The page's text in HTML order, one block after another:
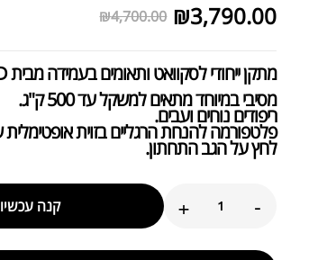
₪4,700.00 ₪3,790.00
מתקן ייחודי לסקוואט ותאומים בעמידה מבית BODY SOLID
מסיבי במיוחד מתאים למשקל עד 500 ק"ג.
ריפודים נוחים ועבים.
לחץ על הגב התחתון.
-
+ קנה עכשיו